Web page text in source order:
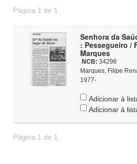
Página 1 de 1
Senhora da
: Pessegueiro /
Marques
NCB: 34298
Marques, Filipe
1977-
Adicionar à
Adicionar à
Página 1 de 1